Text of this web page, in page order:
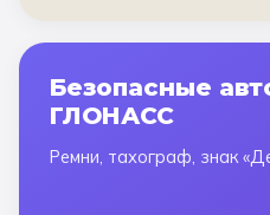
Безопасные
ГЛОНАСС
Ремни, тахограф, знак